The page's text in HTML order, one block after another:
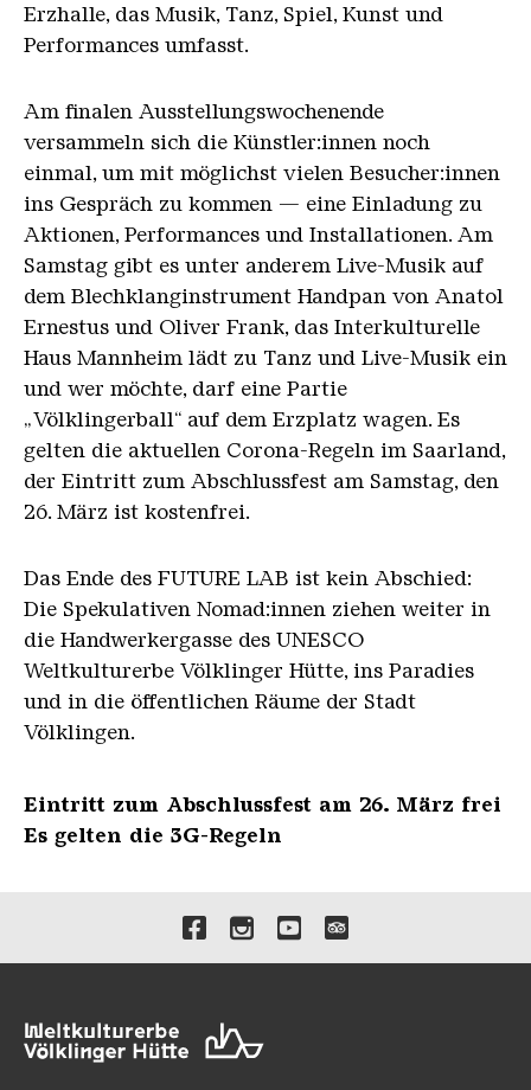
Erzhalle, das Musik, Tanz, Spiel, Kunst und
Performances umfasst.
Am finalen Ausstellungswochenende
versammeln sich die Künstler:innen noch
einmal, um mit möglichst vielen Besucher:innen
ins Gespräch zu kommen — eine Einladung zu
Aktionen, Performances und Installationen. Am
Samstag gibt es unter anderem Live-Musik auf
dem Blechklanginstrument Handpan von Anatol
Ernestus und Oliver Frank, das Interkulturelle
Haus Mannheim lädt zu Tanz und Live-Musik ein
und wer möchte, darf eine Partie
„Völklingerball“ auf dem Erzplatz wagen. Es
gelten die aktuellen Corona-Regeln im Saarland,
der Eintritt zum Abschlussfest am Samstag, den
26. März ist kostenfrei.
Das Ende des FUTURE LAB ist kein Abschied:
Die Spekulativen Nomad:innen ziehen weiter in
die Handwerkergasse des UNESCO
Weltkulturerbe Völklinger Hütte, ins Paradies
und in die öffentlichen Räume der Stadt
Völklingen.
Eintritt zum Abschlussfest am 26. März frei
Es gelten die 3G-Regeln
Verlinkungen zu unseren